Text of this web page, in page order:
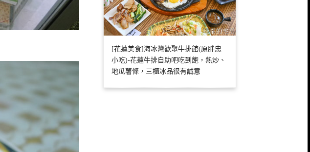
[花蓮美食]海冰灣歡聚牛排館(原胖忠
小吃)-花蓮牛排自助吧吃到飽，熱炒、
地瓜薯條，三櫃冰品很有誠意